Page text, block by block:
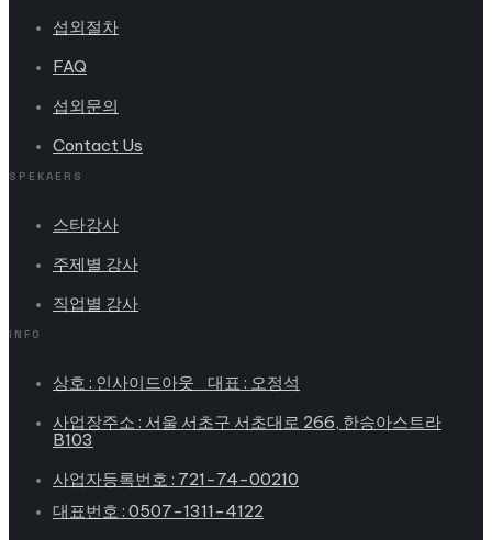
섭외절차
FAQ
섭외문의
Contact Us
SPEKAERS
스타강사
주제별 강사
직업별 강사
INFO
상호 : 인사이드아웃 대표 : 오정석
사업장주소 : 서울 서초구 서초대로 266, 한승아스트라
B103
사업자등록번호 : 721-74-00210
대표번호 : 0507-1311-4122